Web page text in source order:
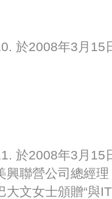
於2008年3月15
於2008年3月15
興聯營公司總經理
大文女士頒贈“與